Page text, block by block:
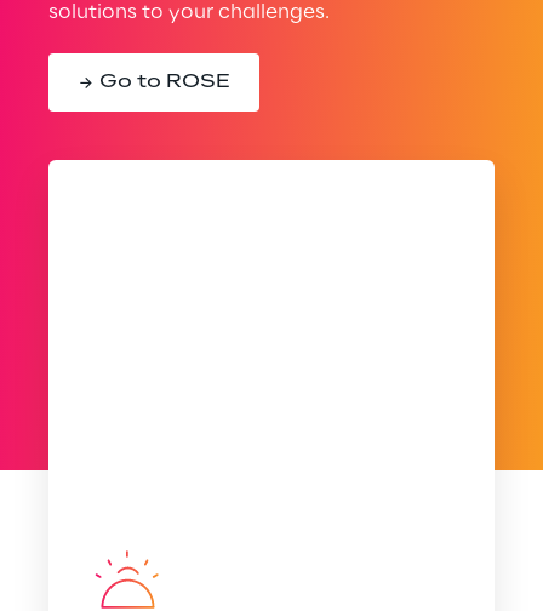
solutions to your challenges.
Go to ROSE